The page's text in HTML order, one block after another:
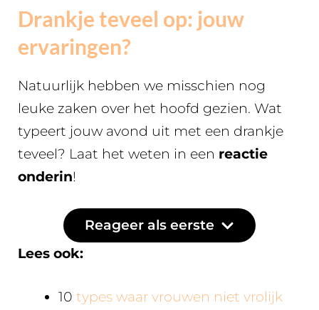
Drankje teveel op: jouw
ervaringen?
Natuurlijk hebben we misschien nog
leuke zaken over het hoofd gezien. Wat
typeert jouw avond uit met een drankje
teveel? Laat het weten in een reactie
onderin!
Reageer als eerste
Lees ook:
10 types waar vrouwen niet vrolijk